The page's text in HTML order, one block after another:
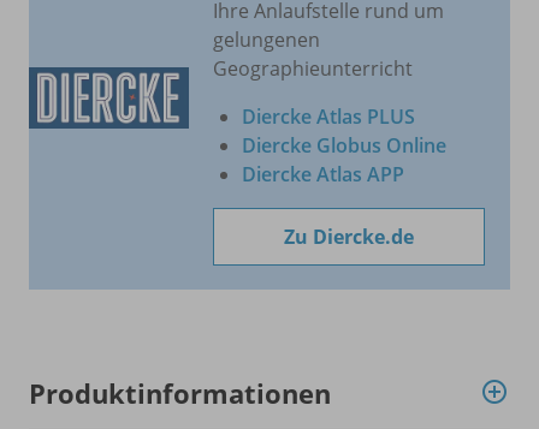
Ihre Anlaufstelle rund um
gelungenen
Geographieunterricht
Diercke Atlas PLUS
Diercke Globus Online
Diercke Atlas APP
Zu Diercke.de
Produktinformationen